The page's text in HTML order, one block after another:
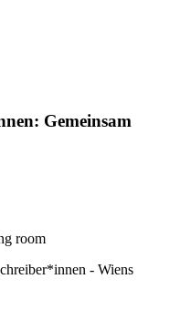
Gemeinsam
- Wiens